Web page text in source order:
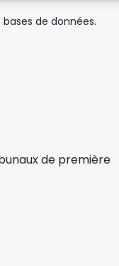
de données.
de première